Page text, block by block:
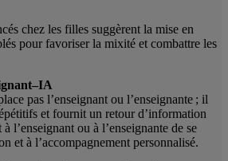
chez les filles suggèrent la mise en
pour favoriser la mixité et combattre les
pas l’enseignant ou l’enseignante ; il
et fournit un retour d’information
l’enseignant ou à l’enseignante de se
et à l’accompagnement personnalisé.